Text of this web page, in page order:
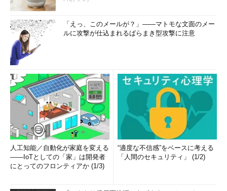
「えっ、このメールが？」――マトモな文面のメー
ルに攻撃が仕込まれるばらまき型攻撃に注意
人工知能／自動化が家庭を変える
――IoTとしての「家」は開発者
にとってのフロンティアか (1/3)
“適度な不信感”をベースに考える
「人間のセキュリティ」 (1/2)